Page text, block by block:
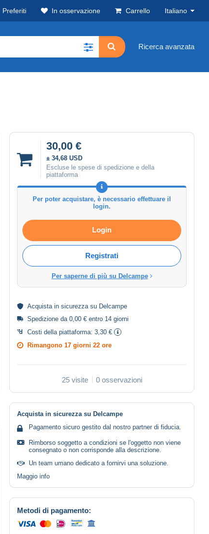
Preferiti In osservazione Carrello Italiano
Ricerca avanzata
30,00 €
± 34,68 USD
Escluse le spese di spedizione e della
piattaforma
Per poter acquistare, è necessario effettuare il
login.
Login
Registrati
Per saperne di più su Delcampe
Acquista in sicurezza su Delcampe
Spedizione da 0,00 € entro 14 giorni
Costi della piattaforma: 3,30 €
Rimangono 17 giorni 22 ore
25 visite 0 osservazioni
Acquista in sicurezza su Delcampe
Pagamento sicuro gestito dal nostro partner di fiducia.
Rimborso soggetto a condizioni se l'oggetto non viene
consegnato o non corrisponde alla descrizione.
Un team umano dedicato a fornirvi una soluzione.
Maggio info
Metodi di pagamento: